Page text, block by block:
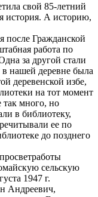
свой 85-летний
история. А историю,
после Гражданской
работа по
за другой стали
нашей деревне была
деревенской избе,
на тот момент
так много, но
в библиотеку,
ее по
до позднего
сельскую
1947 г.
Андреевич,